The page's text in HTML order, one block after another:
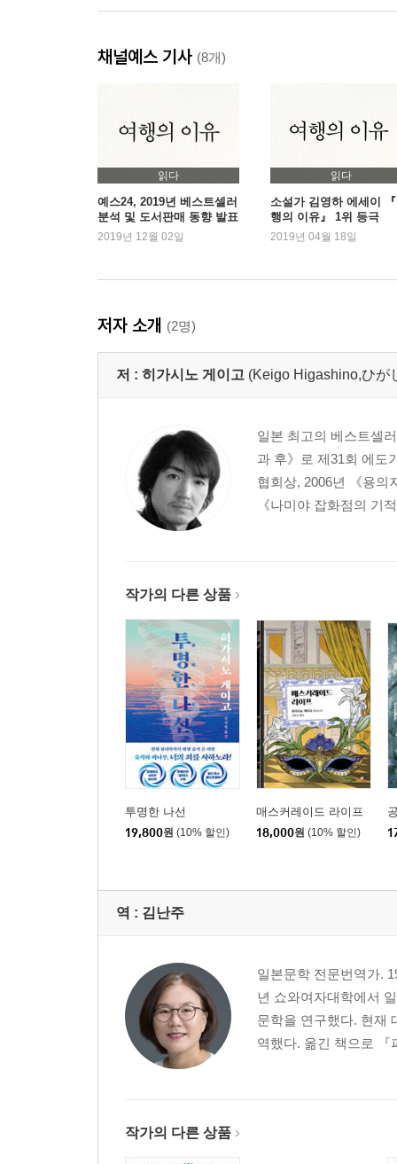
채널예스 기사 (8개)
읽다
예스24, 2019년 베스트셀러
분석 및 도서판매 동향 발표
2019년 12월 02일
읽다
소설가 김영하 에세이
행의 이유』 1위 등극
2019년 04월 18일
저자 소개 (2명)
저 : 히가시노 게이고 (Keigo Higashino,ひが
일본 최고의 베스트셀
과 후》로 제31회 에도
협회상, 2006년 《용의
《나미야 잡화점의 기
작가의 다른 상품
투명한 나선
19,800원 (10% 할인)
매스커레이드 라이프
18,000원 (10% 할인)
역 : 김난주
일본문학 전문번역가.
년 쇼와여자대학에서
문학을 연구했다. 현재
역했다. 옮긴 책으로 『
작가의 다른 상품